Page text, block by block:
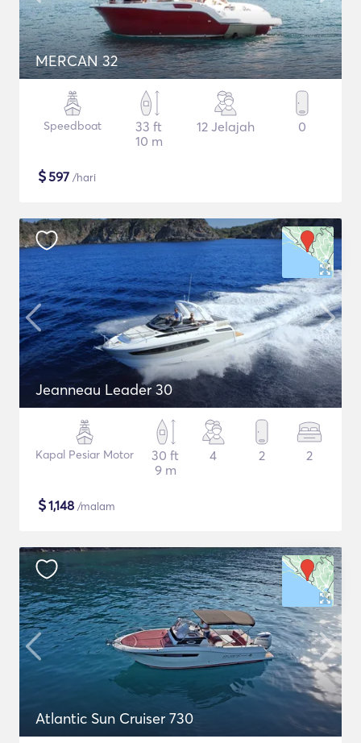
MERCAN 32
Speedboat
33 ft
10 m
12 Jelajah 0
$597 /hari
Jeanneau Leader 30
Kapal Pesiar Motor
30 ft
9 m
4 2 2
$1,148 /malam
Atlantic Sun Cruiser 730